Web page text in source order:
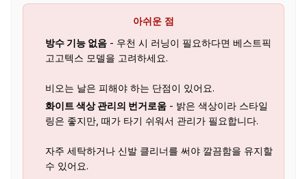
아쉬운 점
방수 기능 없음 - 우천 시 러닝이 필요하다면 베스트픽
고고텍스 모델을 고려하세요.
비오는 날은 피해야 하는 단점이 있어요.
화이트 색상 관리의 번거로움 - 밝은 색상이라 스타일
링은 좋지만, 때가 타기 쉬워서 관리가 필요합니다.
자주 세탁하거나 신발 클리너를 써야 깔끔함을 유지할
수 있어요.